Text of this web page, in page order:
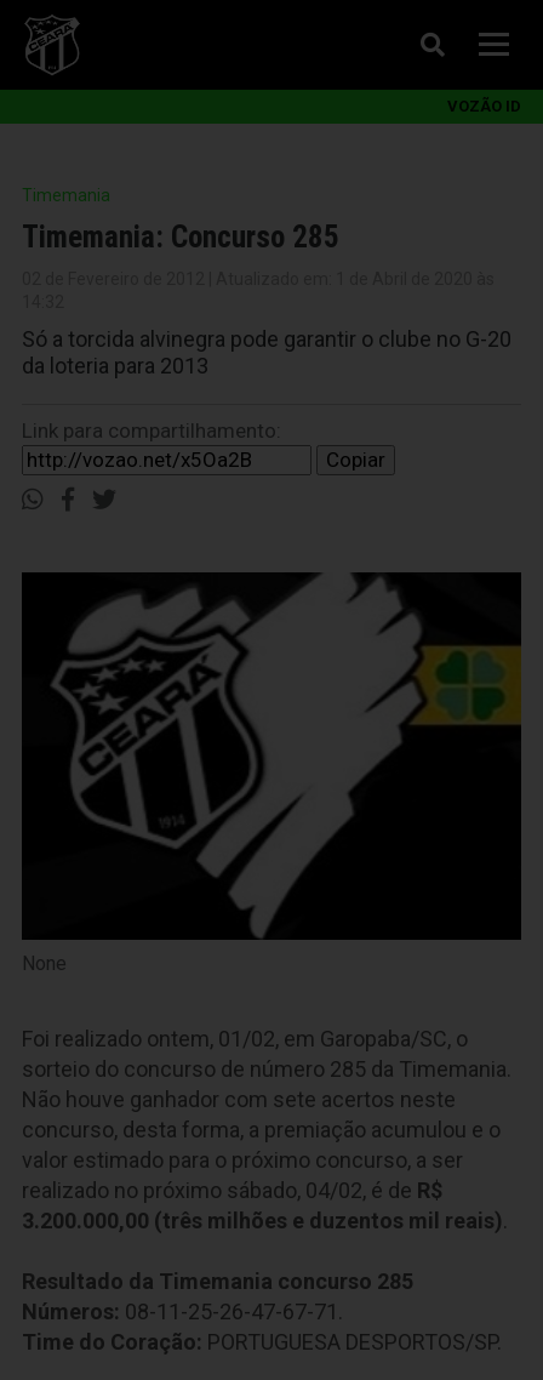
VOZÃO ID
Timemania
Timemania: Concurso 285
Só a torcida alvinegra pode garantir o clube no G-20
da loteria para 2013
Link para compartilhamento:
Copiar
None
Foi realizado ontem, 01/02, em Garopaba/SC, o
sorteio do concurso de número 285 da Timemania.
Não houve ganhador com sete acertos neste
concurso, desta forma, a premiação acumulou e o
valor estimado para o próximo concurso, a ser
realizado no próximo sábado, 04/02, é de R$
3.200.000,00 (três milhões e duzentos mil reais).
Resultado da Timemania concurso 285
Números: 08-11-25-26-47-67-71.
Time do Coração: PORTUGUESA DESPORTOS/SP.